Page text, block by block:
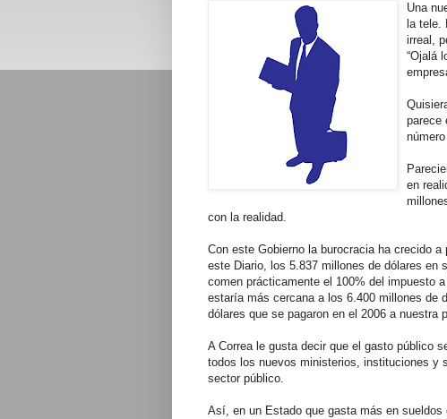
Una
la tele.
irreal,
“Ojalá
parece
en
con la realidad.
Con este Gobierno la burocracia ha crecido
este Diario, los 5.837 millones de dólares en
comen prácticamente el 100% del impuesto
estaría más cercana a los 6.400 millones de
dólares que se pagaron en el 2006 a nuestra
A Correa le gusta decir que el gasto público
todos los nuevos ministerios, instituciones y
sector público.
Así, en un Estado que gasta más en